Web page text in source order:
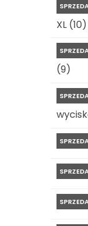
XL (10)
(9)